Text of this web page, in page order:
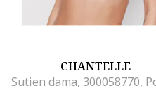
CHANTELLE